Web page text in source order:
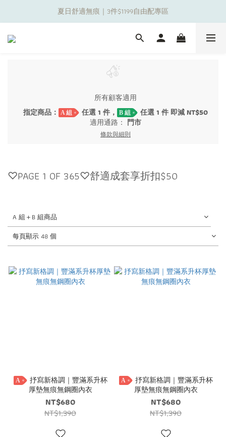
夏日舒適無痕｜3件$1199自由配專區
夏日舒適無痕｜3件$1199自由配專區
新朋友限定✨加入官方LINE領$50購物金
所有顧客適用
指定商品：
A 組 任選 1 件， B 組
任選 1 件 即減 NT$50
適用通路： 門市
條款與細則
♡PAGE 1 OF 365♡舒適成套享折扣$50
A 組＋B 組商品
每頁顯示 48 個
A
厚墊無痕無鋼圈內衣
NT$680
NT$1,390
A
厚墊無痕無鋼圈內衣
NT$680
NT$1,390